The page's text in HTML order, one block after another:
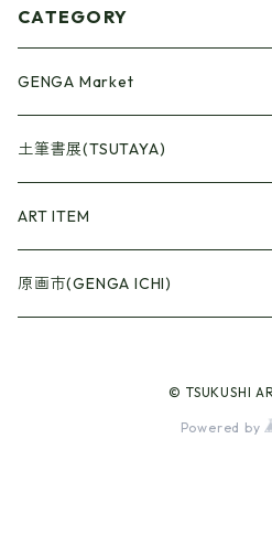
CATEGORY
GENGA Market
●Artrooming Market
【Artrooming Shop】
【10】
●原画廊+Artrooming Shop
●ONEW Painters Market
土筆書展(TSUTAYA)
画収集
ART ITEM
●Book Cover
原画市(GENGA ICHI)
© TSUKUSHI
Powered by